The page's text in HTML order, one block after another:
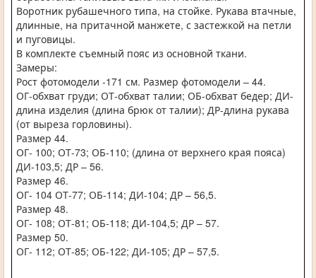
Воротник рубашечного типа, на стойке. Рукава втачные,
длинные, на притачной манжете, с застежкой на петли
и пуговицы.
В комплекте съемный пояс из основной ткани.
Замеры:
Рост фотомодели -171 см. Размер фотомодели – 44.
ОГ-обхват груди; ОТ-обхват талии; ОБ-обхват бедер; ДИ-
длина изделия (длина брюк от талии); ДР-длина рукава
(от выреза горловины).
Размер 44.
ОГ- 100; ОТ-73; ОБ-110; (длина от верхнего края пояса)
ДИ-103,5; ДР – 56.
Размер 46.
ОГ- 104 ОТ-77; ОБ-114; ДИ-104; ДР – 56,5.
Размер 48.
ОГ- 108; ОТ-81; ОБ-118; ДИ-104,5; ДР – 57.
Размер 50.
ОГ- 112; ОТ-85; ОБ-122; ДИ-105; ДР – 57,5.